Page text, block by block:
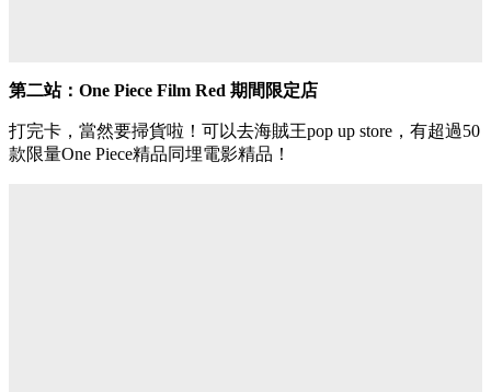
第二站：One Piece Film Red 期間限定店
打完卡，當然要掃貨啦！可以去海賊王pop up store，有超過50
款限量One Piece精品同埋電影精品！